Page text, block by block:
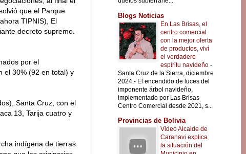
que el Parque
TIPNIS), El
decreto supremo.
por el
el 30% (92 en total) y
Santa Cruz, con el
13, Tarija cuatro y
indígena de tierras
Blogs Noticias
En Las Brisas, el
centro comercial
con la mejor oferta
de productos, viví
el verdadero
espíritu navideño -
Santa Cruz de la Sierra, diciembre
2024.- El encendido de luces del
imponente árbol navideño,
implementado por Las Brisas
Centro Comercial desde 2021, s...
Provincias de Bolivia
Video Alcalde de
Caranavi explica
la situación del